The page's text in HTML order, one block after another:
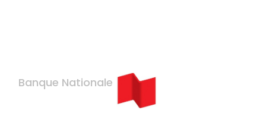
Banque Nationale